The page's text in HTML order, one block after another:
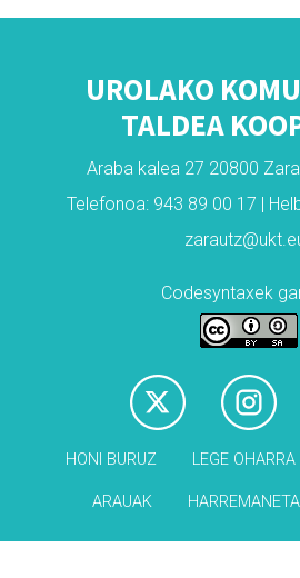
UROLAKO
TALDEA
Araba kalea 27 20800
Telefonoa: 943 89 00 17 |
Codesyntaxek
HONI BURUZ LEGE OHARRA
ARAUAK